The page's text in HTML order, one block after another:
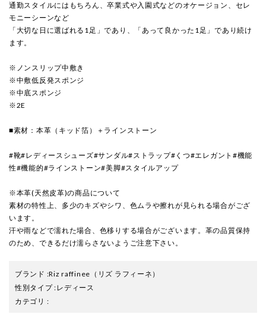
通勤スタイルにはもちろん、卒業式や入園式などのオケージョン、セレ
モニーシーンなど
「大切な日に選ばれる1足」であり、「あって良かった1足」であり続け
ます。
※ノンスリップ中敷き
※中敷低反発スポンジ
※中底スポンジ
※2E
■素材：本革（キッド箔）＋ラインストーン
#靴#レディースシューズ#サンダル#ストラップ#くつ#エレガント#機能
性#機能的#ラインストーン#美脚#スタイルアップ
※本革(天然皮革)の商品について
素材の特性上、多少のキズやシワ、色ムラや擦れが見られる場合がござ
います。
汗や雨などで濡れた場合、色移りする場合がございます。革の品質保持
のため、できるだけ濡らさないようご注意下さい。
ブランド :Riz raffinee （リズ ラフィーネ）
性別タイプ:レディース
カテゴリ :